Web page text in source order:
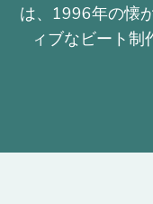
は、1996年の懐
ィブなビート制